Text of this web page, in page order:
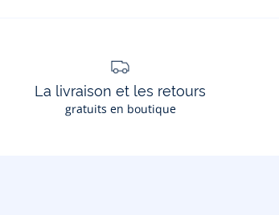
La livraison et les retours
gratuits en boutique